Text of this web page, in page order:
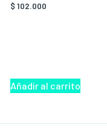
$102.000
Añadir al carrito